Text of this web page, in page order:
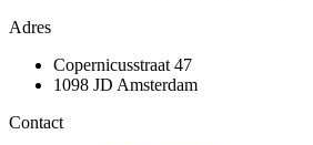
Adres
Copernicusstraat 47
1098 JD Amsterdam
Contact